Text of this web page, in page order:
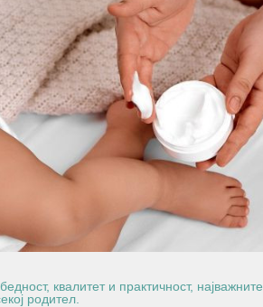
квалитет и практичност, најважните
родител.